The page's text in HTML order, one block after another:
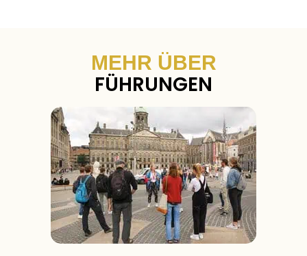
MEHR ÜBER
FÜHRUNGEN